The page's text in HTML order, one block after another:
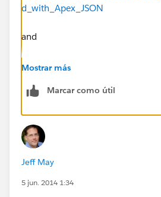
d_with_Apex_JSON
and
http://www.salesforce.com/us/
Mostrar más
Marcar como útil
Jeff May
5 jun. 2014 1:34